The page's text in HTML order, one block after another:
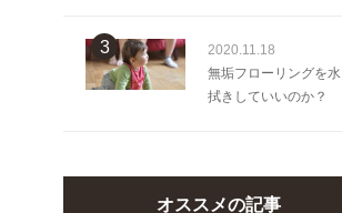
3
2020.11.18
無垢フローリングを水
拭きしていいのか？
オススメの記事